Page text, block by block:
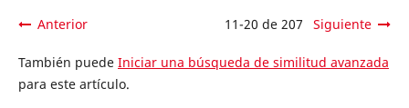
Anterior 11-20 de 207 Siguiente
También puede Iniciar una búsqueda de similitud avanzada
para este artículo.